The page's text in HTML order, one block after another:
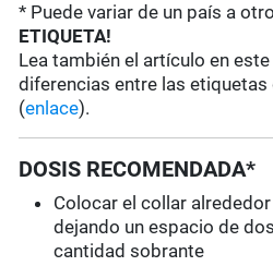
* Puede variar de un país a otro
ETIQUETA!
Lea también el artículo en
diferencias entre las
(enlace).
DOSIS RECOMENDADA*
Colocar el collar
dejando un espacio de
cantidad sobrante